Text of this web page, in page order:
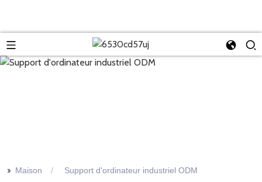
>> Maison Support d'ordinateur industriel ODM